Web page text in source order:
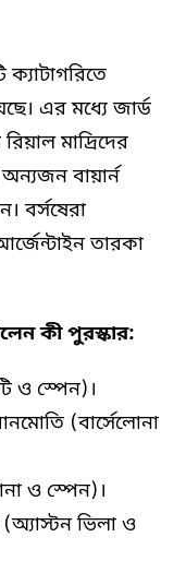
ক্যাটাগরিতে
এর মধ্যে জার্ড
মাদ্রিদের
বায়ার্ন
বর্সষেরা
তারকা
কী পুরস্কার:
ও স্পেন)।
(বার্সেলোনা
ও স্পেন)।
(অ্যাস্টন ভিলা ও